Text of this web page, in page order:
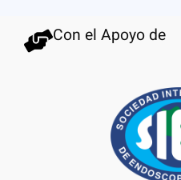
Con el Apoyo de